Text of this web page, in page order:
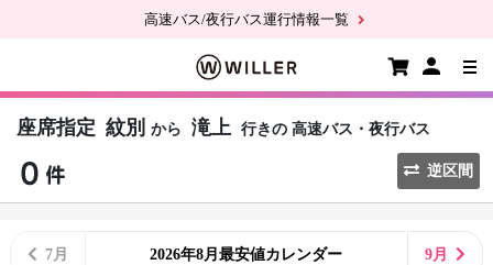
高速バス/夜行バス運行情報一覧
座席指定 紋別 から 滝上 行きの 高速バス・夜行バス
逆区間
7月 2026年8月最安値カレンダー 9月